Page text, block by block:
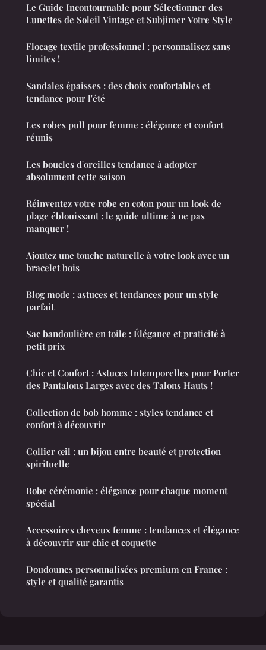
Le Guide Incontournable pour Sélectionner des
Lunettes de Soleil Vintage et Subjimer Votre Style
Flocage textile professionnel : personnalisez sans
limites !
Sandales épaisses : des choix confortables et
tendance pour l'été
Les robes pull pour femme : élégance et confort
réunis
Les boucles d'oreilles tendance à adopter
absolument cette saison
Réinventez votre robe en coton pour un look de
plage éblouissant : le guide ultime à ne pas
manquer !
Ajoutez une touche naturelle à votre look avec un
bracelet bois
Blog mode : astuces et tendances pour un style
parfait
Sac bandoulière en toile : Élégance et praticité à
petit prix
Chic et Confort : Astuces Intemporelles pour Porter
des Pantalons Larges avec des Talons Hauts !
Collection de bob homme : styles tendance et
confort à découvrir
Collier œil : un bijou entre beauté et protection
spirituelle
Robe cérémonie : élégance pour chaque moment
spécial
Accessoires cheveux femme : tendances et élégance
à découvrir sur chic et coquette
Doudounes personnalisées premium en France :
style et qualité garantis